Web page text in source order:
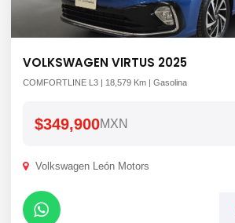
VOLKSWAGEN VIRTUS 2025
COMFORTLINE L3 | 18,579 Km | Gasolina
$349,900MXN
Volkswagen León Motors